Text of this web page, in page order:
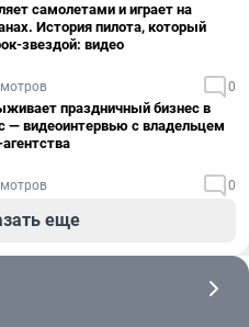
самолетами и играет на
История пилота, который
звездой: видео
0
праздничный бизнес в
— видеоинтервью с владельцем
0
еще